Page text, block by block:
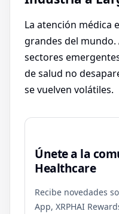
La atención médica
grandes del
sectores
de salud no
se vuelven volátiles.
Únete a la
Healthcare
Recibe novedades
App, XRPHAI